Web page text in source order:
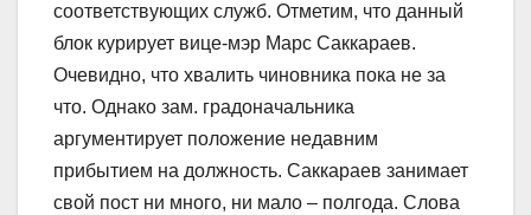
соответствующих служб. Отметим, что данный
блок курирует вице-мэр Марс Саккараев.
Очевидно, что хвалить чиновника пока не за
что. Однако зам. градоначальника
аргументирует положение недавним
прибытием на должность. Саккараев занимает
свой пост ни много, ни мало – полгода. Слова